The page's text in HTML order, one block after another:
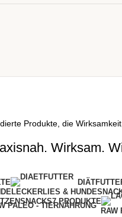
Produkte, die
Wirksam.
&
7 PRODUKTE
RAW